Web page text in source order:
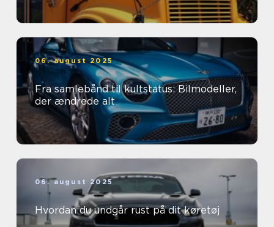
06. august 2025
Fra samlebånd til kultstatus: Bilmodeller,
der ændrede alt
06. august 2025
Hvordan du undgår rust på dit køretøj